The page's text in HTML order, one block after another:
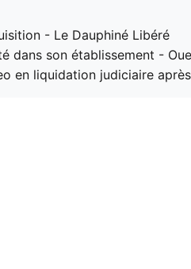
- Le Dauphiné Libéré
dans son établissement -
en liquidation judiciaire